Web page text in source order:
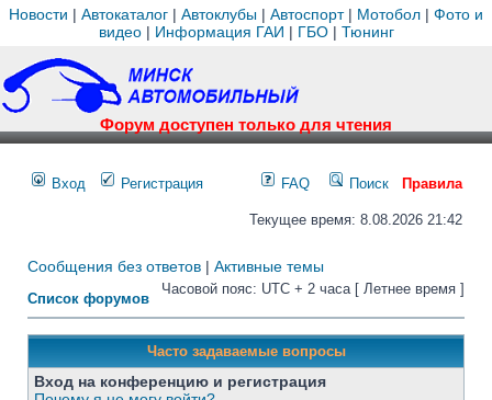
Новости | Автокаталог | Автоклубы | Автоспорт| Мотобол | Фото и
видео| Информация ГАИ | ГБО| Тюнинг
Форум доступен только для чтения
Вход Регистрация FAQ Поиск Правила
Текущее время: 8.08.2026 21:42
Сообщения без ответов | Активные темы
Список форумов
Часовой пояс: UTC + 2 часа [ Летнее время ]
Часто задаваемые вопросы
Вход на конференцию и регистрация